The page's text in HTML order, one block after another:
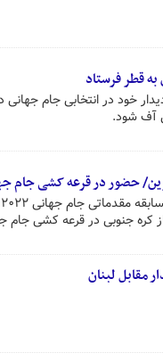
قطر فرستاد
خود در انتخابی جام
آف شود.
حضور در قرعه کشی جام
از کره جنوبی در قرعه کشی
مقابل لبنان